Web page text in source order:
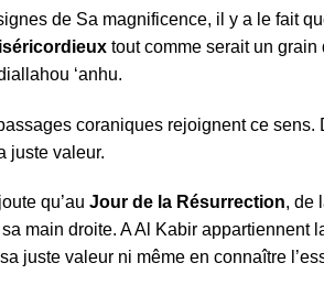
de Sa magnificence, il y a le fait
tout comme serait un grain
‘anhu.
coraniques rejoignent ce sens.
juste valeur.
qu’au Jour de la Résurrection, de
main droite. A Al Kabir appartiennent
juste valeur ni même en connaître